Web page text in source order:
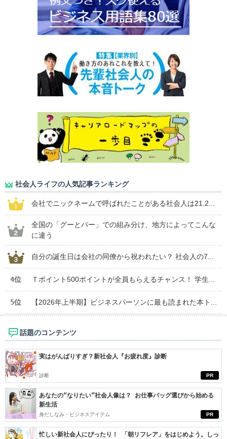
社会人ライフの人気記事ランキング
会社でニックネームで呼ばれたことがある社会人は21.2...
全国の「グーとパー」での組み分け、地方によってこんな
に違う
自分の誕生日は会社の同僚から祝われたい？ 社会人の7...
4位 Ｔポイント500ポイントが全員もらえるチャンス！ 学生...
5位 【2026年上半期】ビジネスパーソンに最も読まれた本ト...
話題のコンテンツ
PR
実はがんばりすぎ？新社会人『お疲れ度』診断
診断
PR
あなたの“なりたい”社会人像は？ お仕事バッグ選びから始める
新生活
身だしなみ・ビジネスアイテム
忙しい新社会人にぴったり！ 「朝リフレア」をはじめよう。しっ